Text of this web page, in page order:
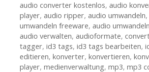
audio converter kostenlos, audio
player, audio ripper, audio umwandeln,
umwandeln freeware, audio
audio verwalten, audioformate,
tagger, id3 tags, id3 tags bearbeiten,
editieren, konverter, konvertieren,
player, medienverwaltung, mp3, mp3